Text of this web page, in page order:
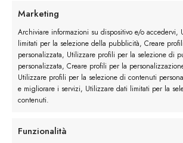
Marketing
Archiviare informazioni su dispositivo e/o accedervi,
limitati per la selezione della pubblicità, Creare
personalizzata, Utilizzare profili per la selezione di
personalizzata, Creare profili per la
Utilizzare profili per la selezione di contenuti
e migliorare i servizi, Utilizzare dati limitati per la
contenuti.
Funzionalità
Devi essere